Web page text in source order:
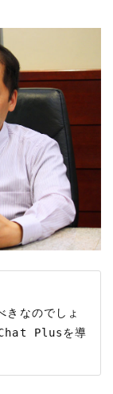
きなのでしょ
Chat Plusを導